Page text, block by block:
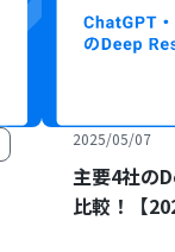
2025/05/07
主要4社の
比較！【